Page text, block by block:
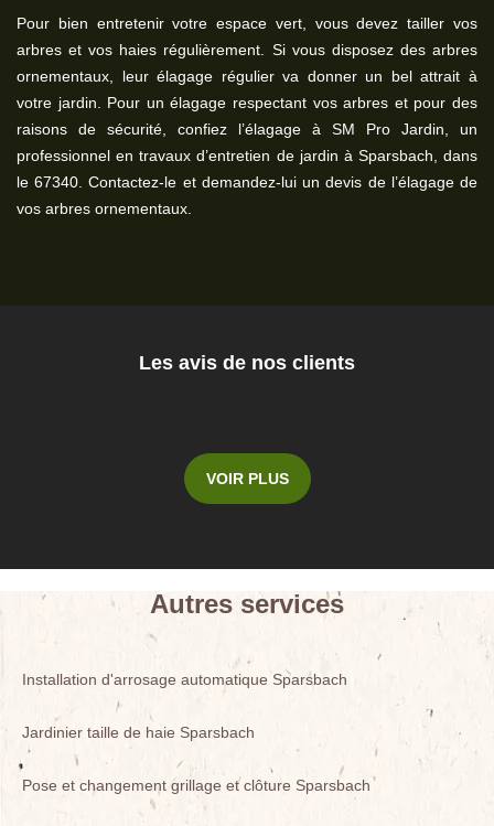
Pour bien entretenir votre espace vert, vous devez tailler vos
arbres et vos haies régulièrement. Si vous disposez des arbres
ornementaux, leur élagage régulier va donner un bel attrait à
votre jardin. Pour un élagage respectant vos arbres et pour des
raisons de sécurité, confiez l’élagage à SM Pro Jardin, un
professionnel en travaux d’entretien de jardin à Sparsbach, dans
le 67340. Contactez-le et demandez-lui un devis de l’élagage de
vos arbres ornementaux.
Les avis de nos clients
VOIR PLUS
Autres services
Installation d'arrosage automatique Sparsbach
Jardinier taille de haie Sparsbach
Pose et changement grillage et clôture Sparsbach